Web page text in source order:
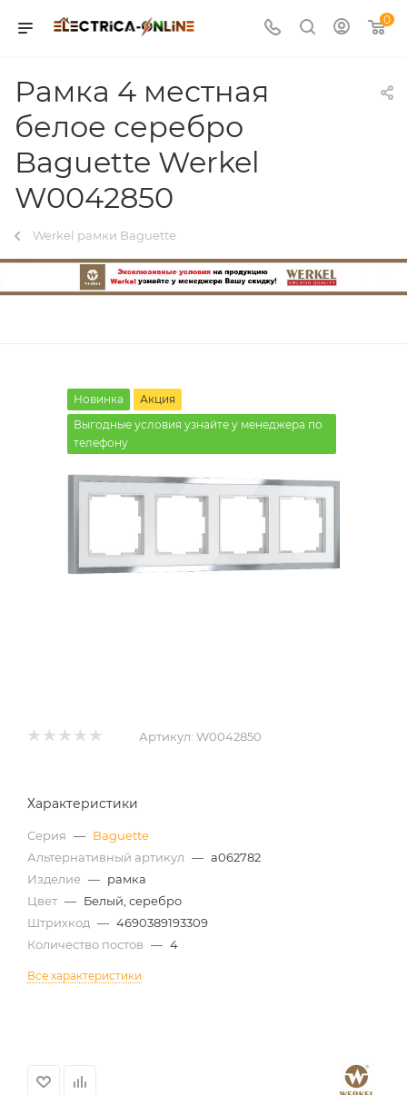
0
Рамка 4 местная
белое серебро
Baguette Werkel
W0042850
Werkel рамки Baguette
Новинка
Акция
Выгодные условия узнайте у менеджера по
телефону
Артикул: W0042850
Характеристики
Серия — Baguette
Альтернативный артикул — a062782
Изделие — рамка
Цвет — Белый, серебро
Штрихкод — 4690389193309
Количество постов — 4
Все характеристики